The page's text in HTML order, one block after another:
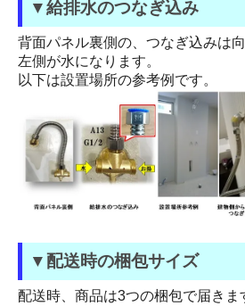
▼給排水のつなぎ込み
背面パネル裏側の、つなぎ込みは
左側が水になります。
以下は設置場所の参考例です。
▼配送時の梱包サイズ
配送時、商品は3つの梱包で届きま